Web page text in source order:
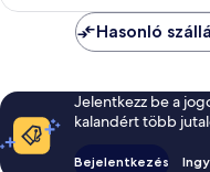
Hasonló
Jelentkezz be a
kalandért több
Bejelentkezés